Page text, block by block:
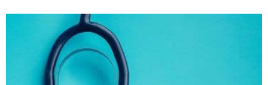
Kako da ostanete fit - vežbajte kod kuće